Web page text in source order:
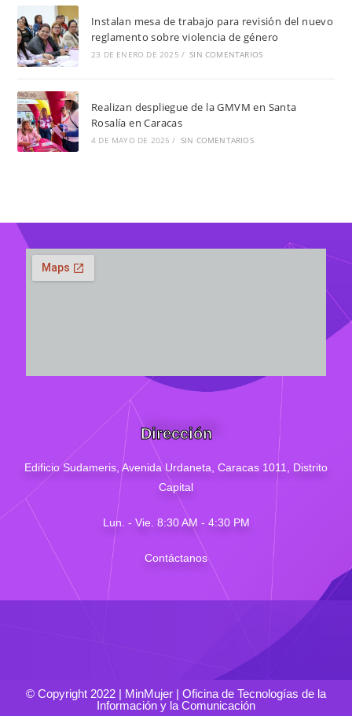
Instalan mesa de trabajo para revisión del nuevo
reglamento sobre violencia de género
23 DE ENERO DE 2025 / SIN COMENTARIOS
Realizan despliegue de la GMVM en Santa
Rosalía en Caracas
4 DE MAYO DE 2025 / SIN COMENTARIOS
Dirección
Edificio Sudameris, Avenida Urdaneta, Caracas 1011, Distrito
Capital
Lun. - Vie. 8:30 AM - 4:30 PM
Contáctanos
© Copyright 2022 | MinMujer | Oficina de Tecnologías de la
Información y la Comunicación